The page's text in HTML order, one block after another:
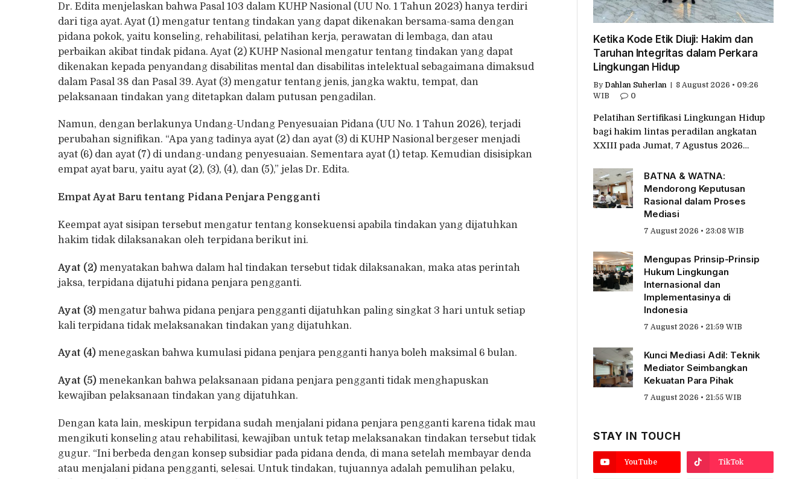
Dr. Edita menjelaskan bahwa Pasal 103 dalam KUHP Nasional (UU No. 1 Tahun 2023) hanya terdiri
dari tiga ayat. Ayat (1) mengatur tentang tindakan yang dapat dikenakan bersama-sama dengan
pidana pokok, yaitu konseling, rehabilitasi, pelatihan kerja, perawatan di lembaga, dan atau
perbaikan akibat tindak pidana. Ayat (2) KUHP Nasional mengatur tentang tindakan yang dapat
dikenakan kepada penyandang disabilitas mental dan disabilitas intelektual sebagaimana dimaksud
dalam Pasal 38 dan Pasal 39. Ayat (3) mengatur tentang jenis, jangka waktu, tempat, dan
pelaksanaan tindakan yang ditetapkan dalam putusan pengadilan.
Namun, dengan berlakunya Undang-Undang Penyesuaian Pidana (UU No. 1 Tahun 2026), terjadi
perubahan signifikan. “Apa yang tadinya ayat (2) dan ayat (3) di KUHP Nasional bergeser menjadi
ayat (6) dan ayat (7) di undang-undang penyesuaian. Sementara ayat (1) tetap. Kemudian disisipkan
empat ayat baru, yaitu ayat (2), (3), (4), dan (5),” jelas Dr. Edita.
Empat Ayat Baru tentang Pidana Penjara Pengganti
Keempat ayat sisipan tersebut mengatur tentang konsekuensi apabila tindakan yang dijatuhkan
hakim tidak dilaksanakan oleh terpidana berikut ini.
Ayat (2) menyatakan bahwa dalam hal tindakan tersebut tidak dilaksanakan, maka atas perintah
jaksa, terpidana dijatuhi pidana penjara pengganti.
Ayat (3) mengatur bahwa pidana penjara pengganti dijatuhkan paling singkat 3 hari untuk setiap
kali terpidana tidak melaksanakan tindakan yang dijatuhkan.
Ayat (4) menegaskan bahwa kumulasi pidana penjara pengganti hanya boleh maksimal 6 bulan.
Ayat (5) menekankan bahwa pelaksanaan pidana penjara pengganti tidak menghapuskan
kewajiban pelaksanaan tindakan yang dijatuhkan.
Dengan kata lain, meskipun terpidana sudah menjalani pidana penjara pengganti karena tidak mau
mengikuti konseling atau rehabilitasi, kewajiban untuk tetap melaksanakan tindakan tersebut tidak
gugur. “Ini berbeda dengan konsep subsidiar pada pidana denda, di mana setelah membayar denda
atau menjalani pidana pengganti, selesai. Untuk tindakan, tujuannya adalah pemulihan pelaku,
Ketika Kode Etik Diuji: Hakim dan
Taruhan Integritas dalam Perkara
Lingkungan Hidup
By Dahlan Suherlan
8 August 2026 • 09:26
WIB
0
Pelatihan Sertifikasi Lingkungan Hidup
bagi hakim lintas peradilan angkatan
XXIII pada Jumat, 7 Agustus 2026…
BATNA & WATNA:
Mendorong Keputusan
Rasional dalam Proses
Mediasi
7 August 2026 • 23:08 WIB
Mengupas Prinsip-Prinsip
Hukum Lingkungan
Internasional dan
Implementasinya di
Indonesia
7 August 2026 • 21:59 WIB
Kunci Mediasi Adil: Teknik
Mediator Seimbangkan
Kekuatan Para Pihak
7 August 2026 • 21:55 WIB
STAY IN TOUCH
YouTube TikTok